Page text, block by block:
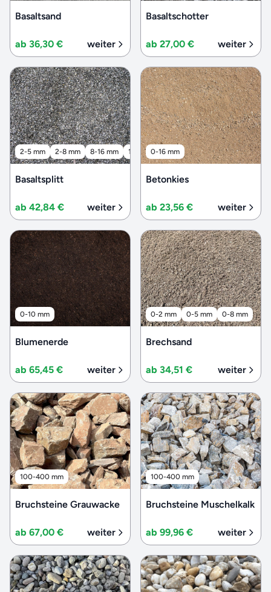
Basaltsand
ab 36,30 € weiter
Basaltschotter
ab 27,00 € weiter
2-5 mm 2-8 mm 8-16 mm 16-32 mm 32-56 mm
Basaltsplitt
ab 42,84 € weiter
0-16 mm
Betonkies
ab 23,56 € weiter
0-10 mm
Blumenerde
ab 65,45 € weiter
0-2 mm 0-5 mm 0-8 mm
Brechsand
ab 34,51 € weiter
100-400 mm
Bruchsteine Grauwacke
ab 67,00 € weiter
100-400 mm
Bruchsteine Muschelkalk
ab 99,96 € weiter